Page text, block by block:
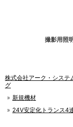
撮影用照
株式会社アーク・システ
グ
新規機材
24V安定化トランス4